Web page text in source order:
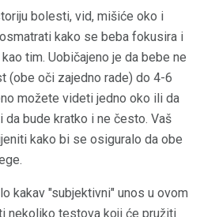
bolesti, vid, mišiće oko i
kako se beba fokusira i
tim. Uobičajeno je da bebe ne
(obe oči zajedno rade) do 4-6
možete videti jedno oko ili da
da bude kratko i ne često. Vaš
kako bi se osiguralo da obe
kakav "subjektivni" unos u ovom
nekoliko testova koji će pružiti